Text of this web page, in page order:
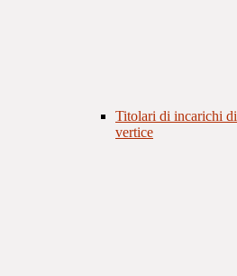
Titolari di incarichi
vertice